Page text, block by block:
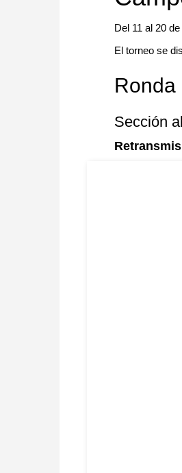
Del 11 al 20
El torneo se
Ronda
Sección